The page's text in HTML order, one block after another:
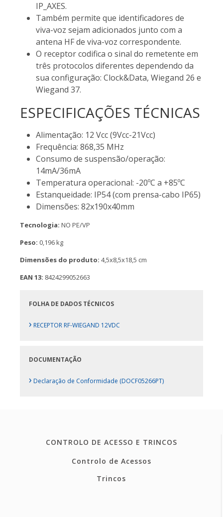
IP_AXES.
Também permite que identificadores de
viva-voz sejam adicionados junto com a
antena HF de viva-voz correspondente.
O receptor codifica o sinal do remetente em
três protocolos diferentes dependendo da
sua configuração: Clock&Data, Wiegand 26 e
Wiegand 37.
ESPECIFICAÇÕES TÉCNICAS
Alimentação: 12 Vcc (9Vcc-21Vcc)
Frequência: 868,35 MHz
Consumo de suspensão/operação:
14mA/36mA
Temperatura operacional: -20ºC a +85ºC
Estanqueidade: IP54 (com prensa-cabo IP65)
Dimensões: 82x190x40mm
Tecnologia: NO PE/VP
Peso: 0,196 kg
Dimensões do produto: 4,5x8,5x18,5 cm
EAN 13: 8424299052663
FOLHA DE DADOS TÉCNICOS
› RECEPTOR RF-WIEGAND 12VDC
DOCUMENTAÇÃO
› Declaração de Conformidade (DOCF05266PT)
CONTROLO DE ACESSO E TRINCOS
Controlo de Acessos
Trincos